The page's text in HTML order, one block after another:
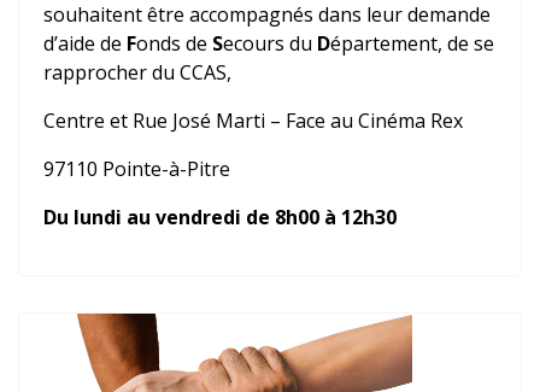
souhaitent être accompagnés dans leur demande
d’aide de Fonds de Secours du Département, de se
rapprocher du CCAS,
Centre et Rue José Marti – Face au Cinéma Rex
97110 Pointe-à-Pitre
Du lundi au vendredi de 8h00 à 12h30